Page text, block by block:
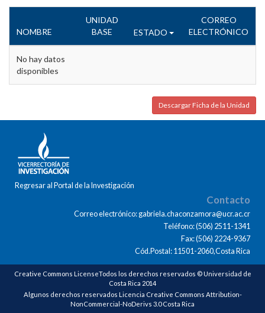
NOMBRE
UNIDAD
BASE
ESTADO
CORREO
ELECTRÓNICO
No hay datos
disponibles
Descargar Ficha de la Unidad
Regresar al Portal de la Investigación
Contacto
Correo electrónico: gabriela.chaconzamora@ucr.ac.cr
Teléfono: (506) 2511-1341
Fax: (506) 2224-9367
Cód.Postal: 11501-2060,Costa Rica
Creative Commons LicenseTodos los derechos reservados © Universidad de
Costa Rica 2014
Algunos derechos reservados Licencia Creative Commons Attribution-
NonCommercial-NoDerivs 3.0 Costa Rica